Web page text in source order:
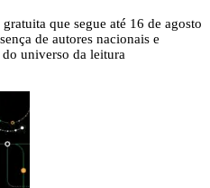
que segue até 16 de agosto
de autores nacionais e
universo da leitura